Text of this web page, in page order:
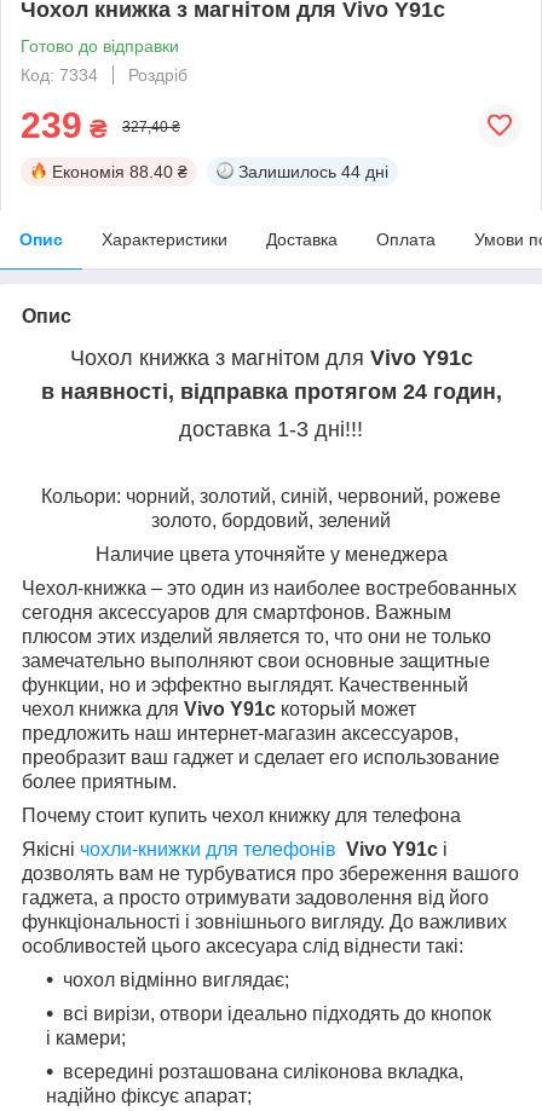
Чохол книжка з магнітом для Vivo Y91c
Готово до відправки
Код: 7334
Роздріб
239 ₴ 327,40 ₴
Економія 88.40 ₴ Залишилось 44 дні
Опис Характеристики Доставка Оплата Умови
Опис
Чохол книжка з магнітом для Vivo Y91c
в наявності, відправка протягом 24 годин,
доставка 1-3 дні!!!
Кольори: чорний, золотий, синій, червоний, рожеве
золото, бордовий, зелений
Наличие цвета уточняйте у менеджера
Чехол-книжка – это один из наиболее востребованных
сегодня аксессуаров для смартфонов. Важным
плюсом этих изделий является то, что они не только
замечательно выполняют свои основные защитные
функции, но и эффектно выглядят. Качественный
чехол книжка для Vivo Y91c который может
предложить наш интернет-магазин аксессуаров,
преобразит ваш гаджет и сделает его использование
более приятным.
Почему стоит купить чехол книжку для телефона
Якісні чохли-книжки для телефонів Vivo Y91c i
дозволять вам не турбуватися про збереження вашого
гаджета, а просто отримувати задоволення від його
функціональності і зовнішнього вигляду. До важливих
особливостей цього аксесуара слід віднести такі:
чохол відмінно виглядає;
всі вирізи, отвори ідеально підходять до кнопок
і камери;
всередині розташована силіконова вкладка,
надійно фіксує апарат;